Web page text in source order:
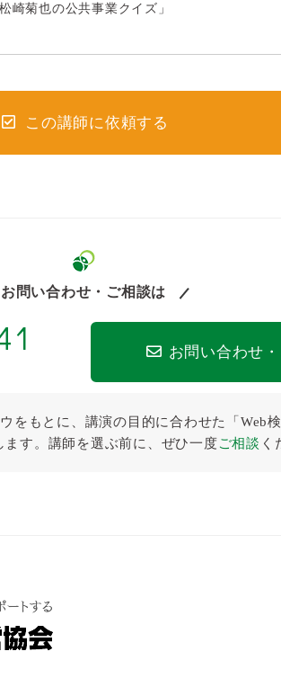
崎菊也の公共事業クイズ」
この講師に依頼する
お問い合わせ・ご相談は
お問い合わせ
をもとに、講演の目的に合わせた「Web
ます。講師を選ぶ前に、ぜひ⼀度ご相談 く